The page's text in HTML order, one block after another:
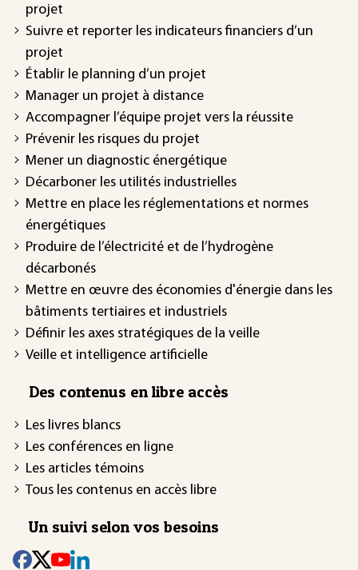
projet
Suivre et reporter les indicateurs financiers d’un
projet
Établir le planning d’un projet
Manager un projet à distance
Accompagner l’équipe projet vers la réussite
Prévenir les risques du projet
Mener un diagnostic énergétique
Décarboner les utilités industrielles
Mettre en place les réglementations et normes
énergétiques
Produire de l’électricité et de l’hydrogène
décarbonés
Mettre en œuvre des économies d'énergie dans les
bâtiments tertiaires et industriels
Définir les axes stratégiques de la veille
Veille et intelligence artificielle
Des contenus en libre accès
Les livres blancs
Les conférences en ligne
Les articles témoins
Tous les contenus en accès libre
Un suivi selon vos besoins